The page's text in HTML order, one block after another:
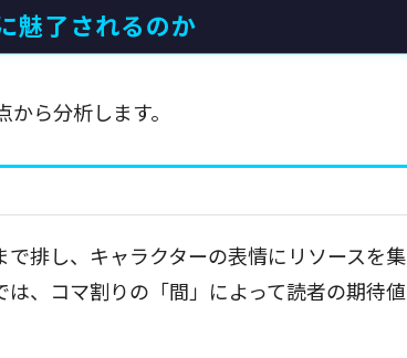
魅了されるのか
ら分析します。
排し、キャラクターの表情にリソースを集
、コマ割りの「間」によって読者の期待値